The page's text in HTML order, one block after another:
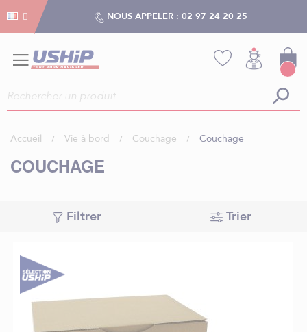
NOUS APPELER : 02 97 24 20 25
Accueil Vie à bord Couchage Couchage
COUCHAGE
Filtrer Trier
Gestion des cookies
Gestion des cookies